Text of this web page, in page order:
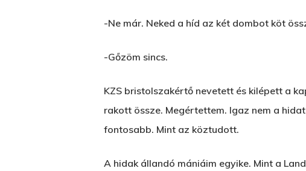
-Ne már. Neked a híd az két dombot köt
-Gőzöm sincs.
KZS bristolszakértő nevetett és kilépett a
rakott össze. Megértettem. Igaz nem a
fontosabb. Mint az köztudott.
A hidak állandó mániáim egyike. Mint a